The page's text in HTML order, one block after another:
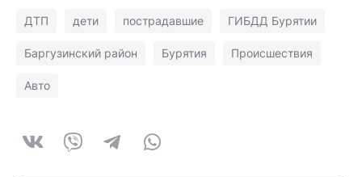
ДТП дети пострадавшие ГИБДД Бурятии
Баргузинский район Бурятия Происшествия
Авто